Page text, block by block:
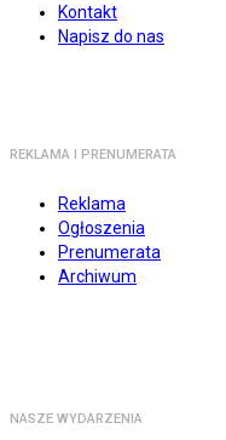
Kontakt
Napisz do nas
REKLAMA I PRENUMERATA
Reklama
Ogłoszenia
Prenumerata
Archiwum
NASZE WYDARZENIA